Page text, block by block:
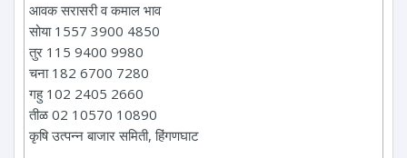
आवक सरासरी व कमाल भाव
सोया 1557 3900 4850
तुर 115 9400 9980
चना 182 6700 7280
गहु 102 2405 2660
तीळ 02 10570 10890
कृषि उत्पन्न बाजार समिती, हिंगणघाट